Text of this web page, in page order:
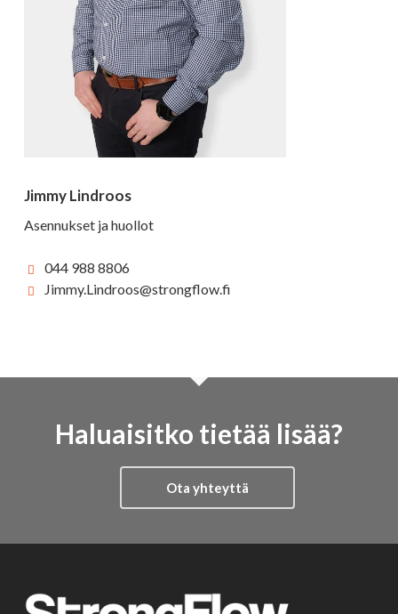
Jimmy Lindroos
Asennukset ja huollot
044 988 8806
Jimmy.Lindroos@strongflow.fi
Haluaisitko tietää lisää?
Ota yhteyttä